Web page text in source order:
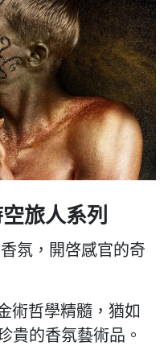
旅人系列
氛，開啓感官的奇
術哲學精髓，猶如
貴的香氛藝術品。